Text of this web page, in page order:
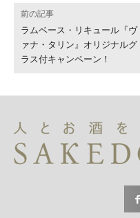
前の記事
ラムベース・リキュール『ヴ
ァナ・タリン』オリジナルグ
ラス付キャンペーン！